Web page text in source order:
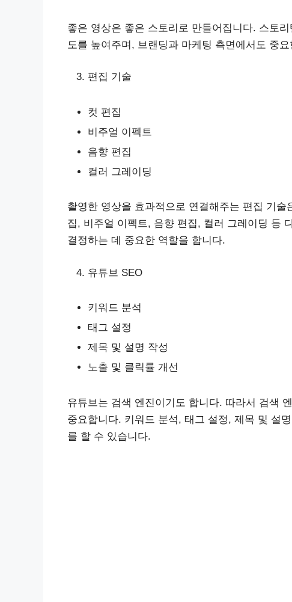
좋은 영상은 좋은 스토리로 만들어집니다. 스토
도를 높여주며, 브랜딩과 마케팅 측면에서도 중
편집 기술
컷 편집
비주얼 이펙트
음향 편집
컬러 그레이딩
촬영한 영상을 효과적으로 연결해주는 편집 기
집, 비주얼 이펙트, 음향 편집, 컬러 그레이딩 등
결정하는 데 중요한 역할을 합니다.
유튜브 SEO
키워드 분석
태그 설정
제목 및 설명 작성
노출 및 클릭률 개선
유튜브는 검색 엔진이기도 합니다. 따라서 검색
중요합니다. 키워드 분석, 태그 설정, 제목 및 설
를 할 수 있습니다.